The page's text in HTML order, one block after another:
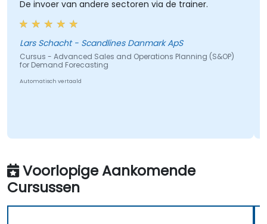
De invoer van andere sectoren via de trainer.
Lars Schacht - Scandlines Danmark ApS
Cursus - Advanced Sales and Operations Planning (S&OP)
for Demand Forecasting
Automatisch vertaald
Voorlopige Aankomende
Cursussen